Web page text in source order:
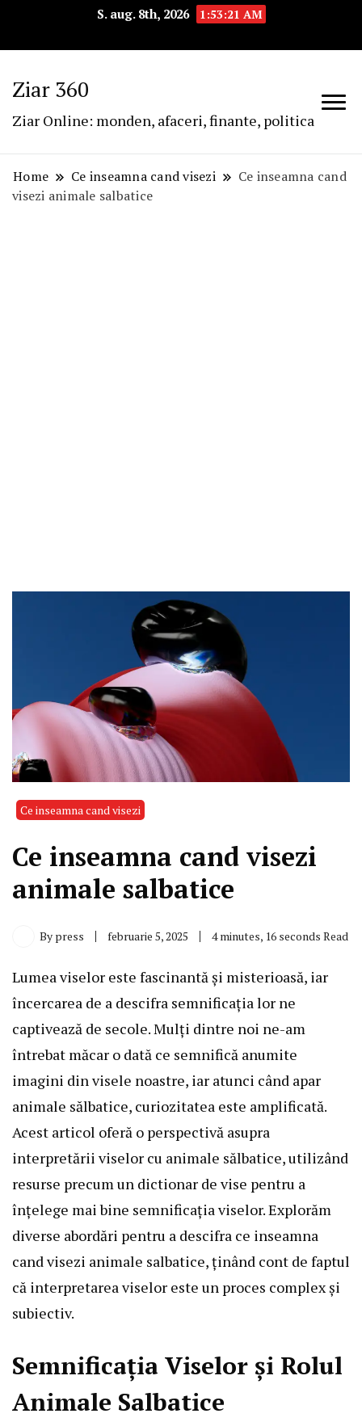
S. aug. 8th, 2026 1:53:22 AM
Ziar 360
Ziar Online: monden, afaceri, finante, politica
Home Ce inseamna cand visezi
Ce inseamna cand
visezi animale salbatice
Ce inseamna cand visezi
Ce inseamna cand visezi
animale salbatice
By press februarie 5, 2025 4 minutes, 16 seconds Read
Lumea viselor este fascinantă și misterioasă, iar
încercarea de a descifra semnificația lor ne
captivează de secole. Mulți dintre noi ne-am
întrebat măcar o dată ce semnifică anumite
imagini din visele noastre, iar atunci când apar
animale sălbatice, curiozitatea este amplificată.
Acest articol oferă o perspectivă asupra
interpretării viselor cu animale sălbatice, utilizând
resurse precum un dictionar de vise pentru a
înțelege mai bine semnificația viselor. Explorăm
diverse abordări pentru a descifra ce inseamna
cand visezi animale salbatice, ținând cont de faptul
că interpretarea viselor este un proces complex și
subiectiv.
Semnificația Viselor și Rolul
Animale Salbatice